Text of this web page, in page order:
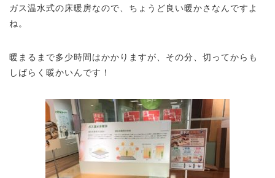
ガス温水式の床暖房なので、ちょうど良い暖かさなんですよ
ね。
暖まるまで多少時間はかかりますが、その分、切ってからも
しばらく暖かいんです！